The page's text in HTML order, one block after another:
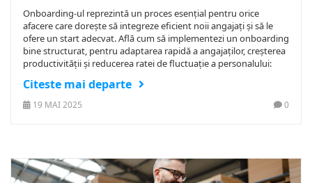
Onboarding-ul reprezintă un proces esențial pentru orice
afacere care dorește să integreze eficient noii angajați și să le
ofere un start adecvat. Află cum să implementezi un onboarding
bine structurat, pentru adaptarea rapidă a angajaților, creșterea
productivității și reducerea ratei de fluctuație a personalului:
Citeste mai departe
19 MAI 2025 0